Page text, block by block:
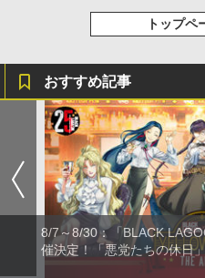
トップペ
おすすめ記事
8/7～8/30：「BLACK
催決定！「悪党たちの休日